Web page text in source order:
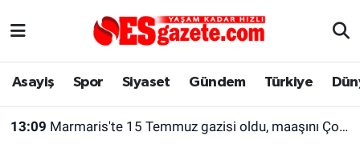
Asayiş Spor Siyaset Gündem Türkiye
13:09 Marmaris'te 15 Temmuz gazisi oldu, maaşını Çocuk Esirgeme Kurumuna bağışladı
Asayiş
Yaşam
Eskişehir Nöbetçi Eczaneler